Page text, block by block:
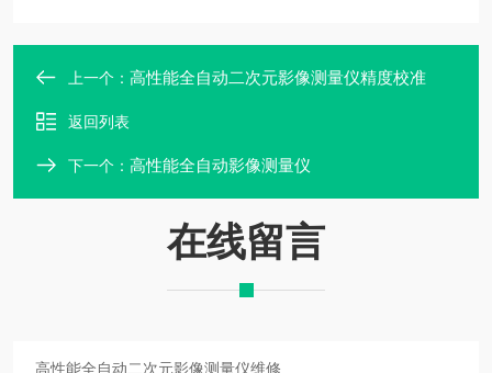
上一个： 高性能全自动二次元影像测量仪精度校准
返回列表
下一个： 高性能全自动影像测量仪
在线留言